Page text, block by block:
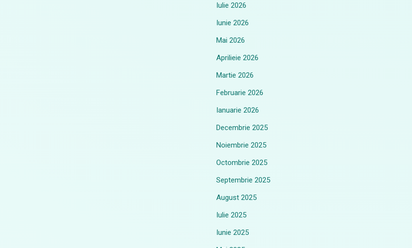
Iulie 2026
Iunie 2026
Mai 2026
Aprilieie 2026
Martie 2026
Februarie 2026
Ianuarie 2026
Decembrie 2025
Noiembrie 2025
Octombrie 2025
Septembrie 2025
August 2025
Iulie 2025
Iunie 2025